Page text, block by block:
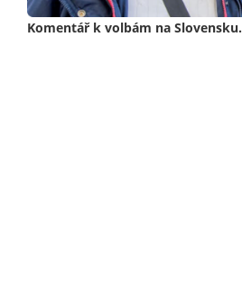
Komentář k volbám na Slovensku.